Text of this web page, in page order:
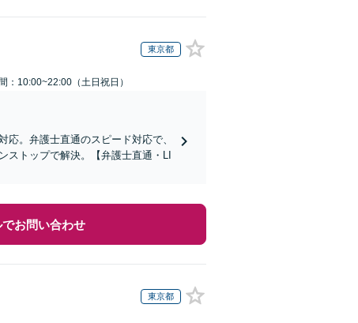
東京都
：10:00~22:00（土日祝日）
応。弁護士直通のスピード対応で、
ストップで解決。【弁護士直通・LI
でお問い合わせ
東京都